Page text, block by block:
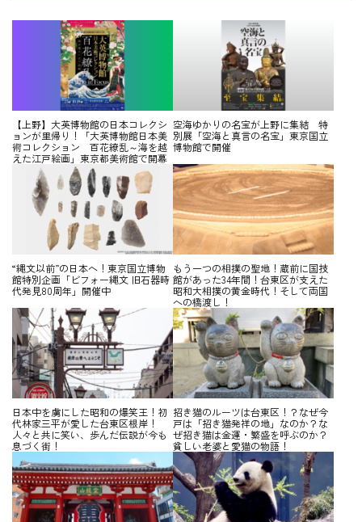
【上野】大英博物館の日本コレクシ
ョンが里帰り！「大英博物館日本美
術コレクション 百花繚乱～海を越
えた江戸絵画」東京都美術館で開幕
空海ゆかりの名宝が上野に集結 特
別展「空海と真言の名宝」東京国立
博物館で開催
“縄文以前”の日本へ！東京国立博物
館特別企画「ビフォー縄文 旧石器時
代発見80周年」開催中
もう一つの相撲の聖地！蔵前に国技
館があった34年間！台東区が支えた
昭和大相撲の黄金時代！そして両国
への橋渡し！
日本中を虜にした昭和の爆笑王！初
代林家三平が愛した台東区根岸！
人々と共に笑い、歩んだ伝説が今も
息づく街！
招き猫のルーツは台東区！？なぜ今
戸は「招き猫発祥の地」なのか？な
ぜ招き猫は金運・繁盛を呼ぶのか？
貧しい老婆と愛猫の物語！